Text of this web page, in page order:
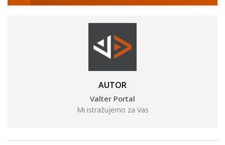
AUTOR
Valter Portal
Mi istražujemo za Vas